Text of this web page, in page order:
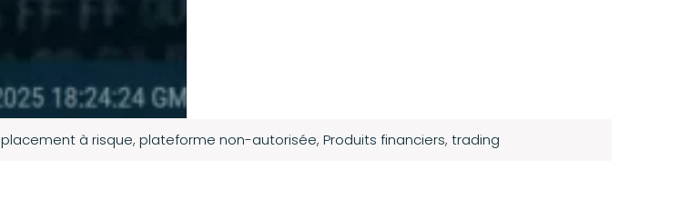
placement à risque, plateforme non-autorisée, Produits financiers, trading